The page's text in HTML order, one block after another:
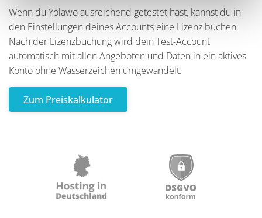
Wenn du Yolawo ausreichend getestet hast, kannst du in
den Einstellungen deines Accounts eine Lizenz buchen.
Nach der Lizenzbuchung wird dein Test-Account
automatisch mit allen Angeboten und Daten in ein aktives
Konto ohne Wasserzeichen umgewandelt.
Zum Preiskalkulator